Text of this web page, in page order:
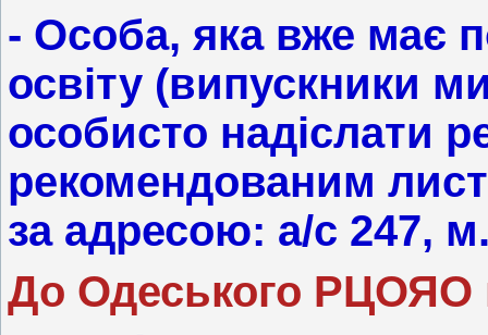
- Особа, яка вже має
освіту (випускники
особисто надіслати
рекомендованим
за адресою: а/с 247,
До Одеського РЦОЯО